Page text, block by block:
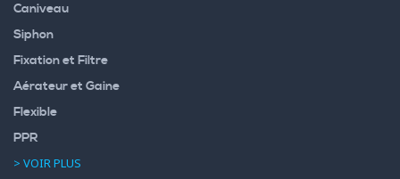
Caniveau
Siphon
Fixation et Filtre
Aérateur et Gaine
Flexible
PPR
> VOIR PLUS